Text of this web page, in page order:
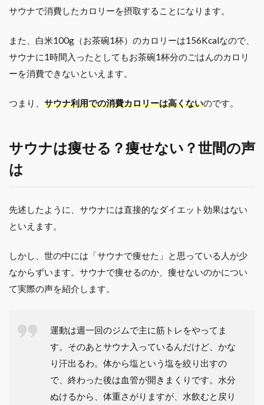
サウナで消費したカロリーを摂取することになります。
また、白米100g（お茶碗1杯）のカロリーは156Kcalなので、
サウナに1時間入ったとしてもお茶碗1杯分のごはんのカロリ
ーを消費できないといえます。
つまり、 サウナ利用での消費カロリーは高くないのです。
サウナは痩せる？痩せない？世間の声
は
先述したように、サウナには直接的なダイエット効果はない
といえます。
しかし、世の中には「サウナで痩せた」と思っている人が少
なからずいます。サウナで痩せるのか、痩せないのかについ
て実際の声を紹介します。
運動は週一回のジムで主に筋トレをやってま
す。そのあとサウナ入っているんだけど、かな
り汗出るわ。体から塩という塩を絞り出すの
で、終わった後は血管が開きまくりです。水分
ぬけるから、体重さがりますが、水飲むと戻り